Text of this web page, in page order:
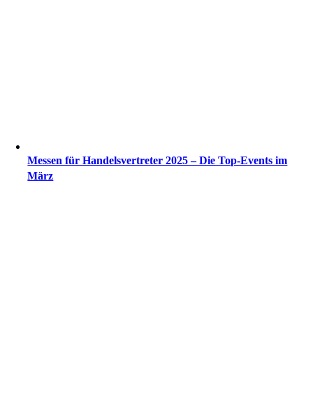
Messen für Handelsvertreter 2025 – Die Top-Events im
März